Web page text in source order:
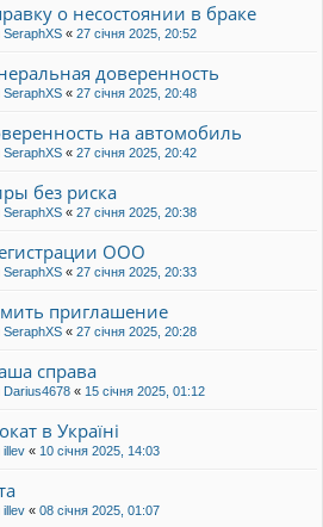
о несостоянии в браке
SeraphXS « 27 січня 2025, 20:52
доверенность
SeraphXS « 27 січня 2025, 20:48
на автомобиль
SeraphXS « 27 січня 2025, 20:42
без риска
SeraphXS « 27 січня 2025, 20:38
ООО
SeraphXS « 27 січня 2025, 20:33
приглашение
SeraphXS « 27 січня 2025, 20:28
справа
Darius4678 « 15 січня 2025, 01:12
в Україні
illev « 10 січня 2025, 14:03
illev « 08 січня 2025, 01:07